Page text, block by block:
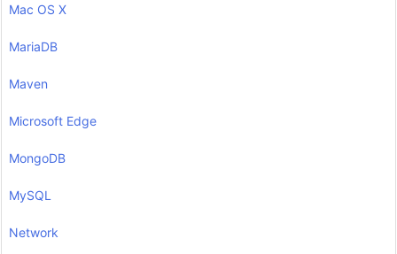
Mac OS X
MariaDB
Maven
Microsoft Edge
MongoDB
MySQL
Network